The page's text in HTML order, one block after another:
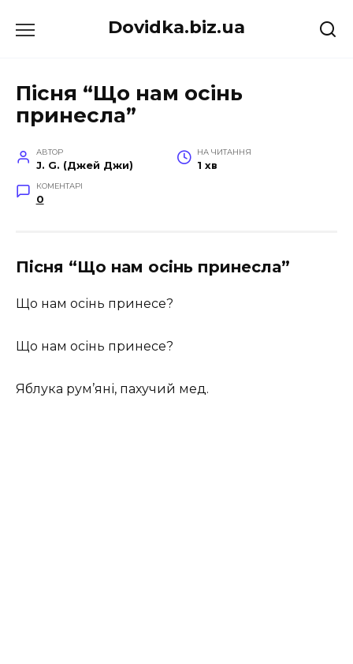
до
Dovidka.biz.ua
Пісня “Що нам осінь
принесла”
АВТОР
J. G. (Джей Джи)
НА ЧИТАННЯ
1 хв
КОМЕНТАРІ
0
Пісня “Що нам осінь принесла”
Що нам осінь принесе?
Що нам осінь принесе?
Яблука рум’яні, пахучий мед.